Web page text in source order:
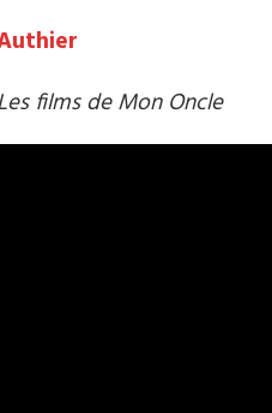
films de Mon Oncle